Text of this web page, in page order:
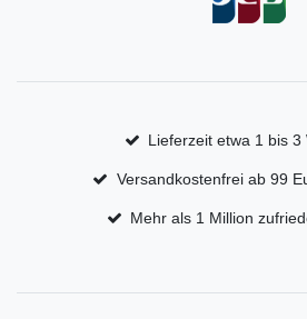
Lieferzeit etwa 1 bis 3
Versandkostenfrei ab 99
Mehr als 1 Million